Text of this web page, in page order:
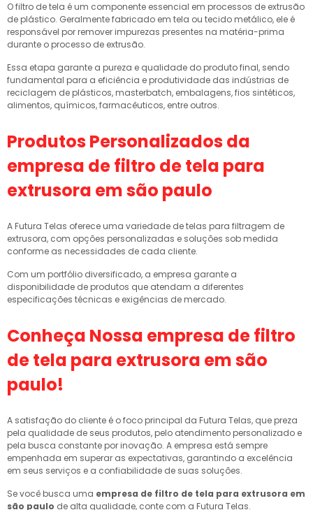
O filtro de tela é um componente essencial em processos de extrusão
de plástico. Geralmente fabricado em tela ou tecido metálico, ele é
responsável por remover impurezas presentes na matéria-prima
durante o processo de extrusão.
Essa etapa garante a pureza e qualidade do produto final, sendo
fundamental para a eficiência e produtividade das indústrias de
reciclagem de plásticos, masterbatch, embalagens, fios sintéticos,
alimentos, químicos, farmacêuticos, entre outros.
Produtos Personalizados da
empresa de filtro de tela para
extrusora em são paulo
A Futura Telas oferece uma variedade de telas para filtragem de
extrusora, com opções personalizadas e soluções sob medida
conforme as necessidades de cada cliente.
Com um portfólio diversificado, a empresa garante a
disponibilidade de produtos que atendam a diferentes
especificações técnicas e exigências de mercado.
Conheça Nossa empresa de filtro
de tela para extrusora em são
paulo!
A satisfação do cliente é o foco principal da Futura Telas, que preza
pela qualidade de seus produtos, pelo atendimento personalizado e
pela busca constante por inovação. A empresa está sempre
empenhada em superar as expectativas, garantindo a excelência
em seus serviços e a confiabilidade de suas soluções.
Se você busca uma empresa de filtro de tela para extrusora em
são paulo de alta qualidade, conte com a Futura Telas.